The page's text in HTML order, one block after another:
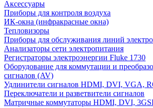
Аксессуары
Приборы для контроля воздуха
ИК-окна (инфракрасные окна)
Тепловизоры
Приборы для обслуживания линий
Анализаторы сети электропитания
Регистраторы электроэнергии Fluke 1730
Оборудование для коммутации и
сигналов (AV)
Удлинители сигналов HDMI, DVI, VGA,
Переключатели и разветвители сигналов
Матричные коммутаторы HDMI, DVI,